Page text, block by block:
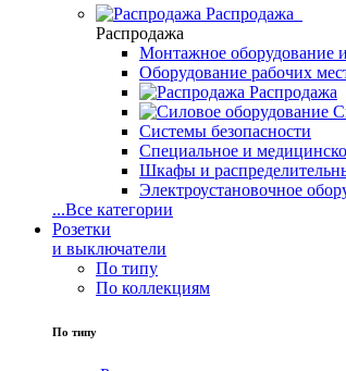
Распродажа
Распродажа
Монтажное оборудование
Оборудование рабочих
Распродажа
Системы безопасности
Специальное и
Шкафы и
Электроустановочное
...Все категории
Розетки
и выключатели
По типу
По коллекциям
По типу